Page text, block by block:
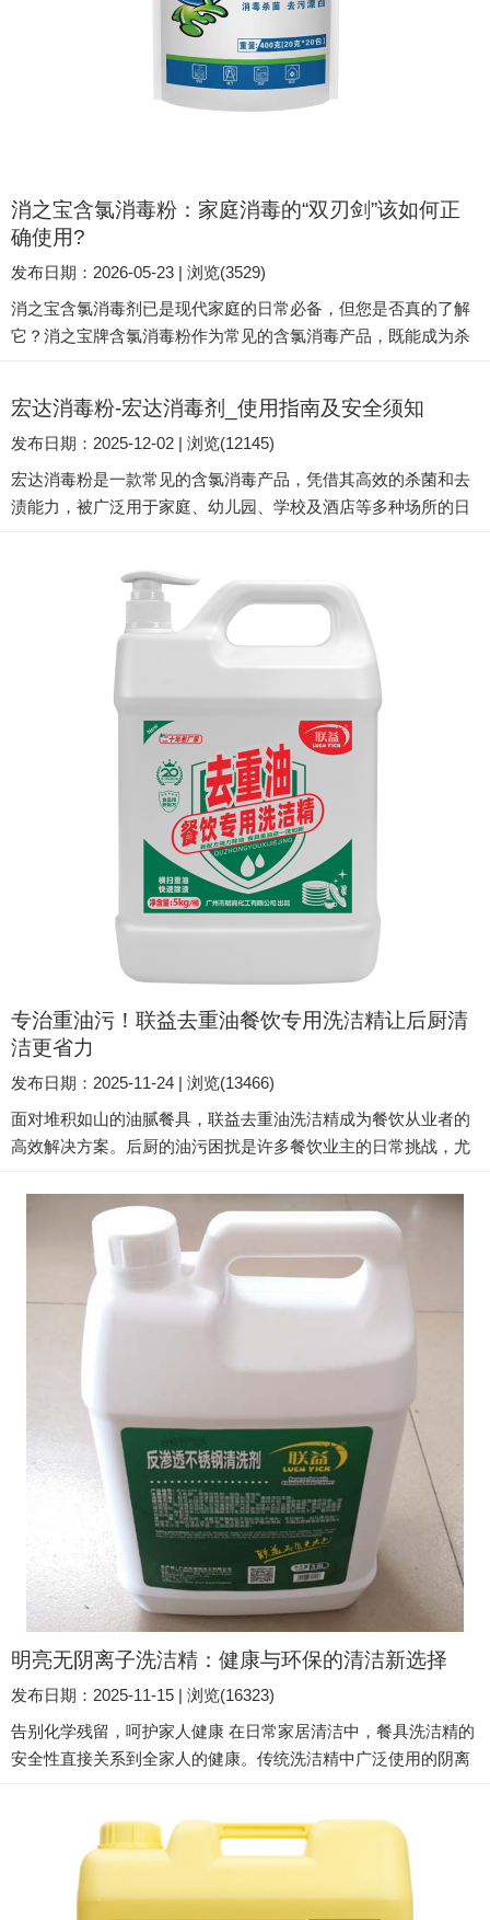
消之宝含氯消毒粉：家庭消毒的“双刃剑”该如何正
确使用?
发布日期：2026-05-23 | 浏览(3529)
消之宝含氯消毒剂已是现代家庭的日常必备，但您是否真的了解
它？消之宝牌含氯消毒粉作为常见的含氯消毒产品，既能成为杀
之宝牌含氯消毒粉属于典型的含氯消毒剂，其主要消毒成分溶于
水后会释放次氯酸分子。这些微小的次氯酸分子能轻松穿透细菌
和病毒的细胞壁，通过氧化作用破坏其蛋白质结构，达到快...
宏达消毒粉-宏达消毒剂_使用指南及安全须知
发布日期：2025-12-02 | 浏览(12145)
宏达消毒粉是一款常见的含氯消毒产品，凭借其高效的杀菌和去
渍能力，被广泛用于家庭、幼儿园、学校及酒店等多种场所的日
肠道致病菌、化脓性球菌和病毒。除了消毒，它对茶渍、油污等
也有显著的漂白去渍效果。 多场景实用指南 该产品用途广泛，通
过不同比例稀释，可满足多种需求： 餐具消毒：按比例溶...
专治重油污！联益去重油餐饮专用洗洁精让后厨清
洁更省力
发布日期：2025-11-24 | 浏览(13466)
面对堆积如山的油腻餐具，联益去重油洗洁精成为餐饮从业者的
高效解决方案。后厨的油污困扰是许多餐饮业主的日常挑战，尤
重油餐饮专用洗洁精专为此类高强度清洁需求而设计，其5kg大
瓶装既满足商业使用的消耗量，又提供了更经济的单位成本。
1、专为重油环境，强化去污配方 联益去重油洗洁精并非普通家
用产品的简单放大，而是从配方到浓度都做了专业升级。 它采
明亮无阴离子洗洁精：健康与环保的清洁新选择
发布日期：2025-11-15 | 浏览(16323)
告别化学残留，呵护家人健康 在日常家居清洁中，餐具洗洁精的
安全性直接关系到全家人的健康。传统洗洁精中广泛使用的阴离
功解决了这些痛点，成为现代家庭清洁的理想选择。 安全无毒，
杜绝化学残留 明亮无阴离子洗洁精最大的优势在于其卓越的安全
性。产品不含阴离子表面活性剂，从源头上避免了化学物质在